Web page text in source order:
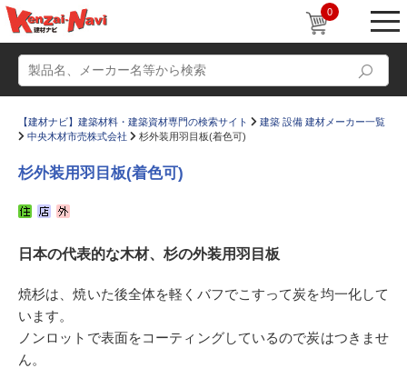
0
かたなび コラム
すまいリング 設計士インタビュー
Q＆A
お気に入り
【建材ナビ】建築材料・建築資材専門の検索サイト
建築 設備 建材メーカー一覧
中央木材市売株式会社
杉外装用羽目板(着色可)
杉外装用羽目板(着色可)
日本の代表的な木材、杉の外装用羽目板
焼杉は、焼いた後全体を軽くバフでこすって炭を均一化して
います。
ノンロットで表面をコーティングしているので炭はつきませ
ん。